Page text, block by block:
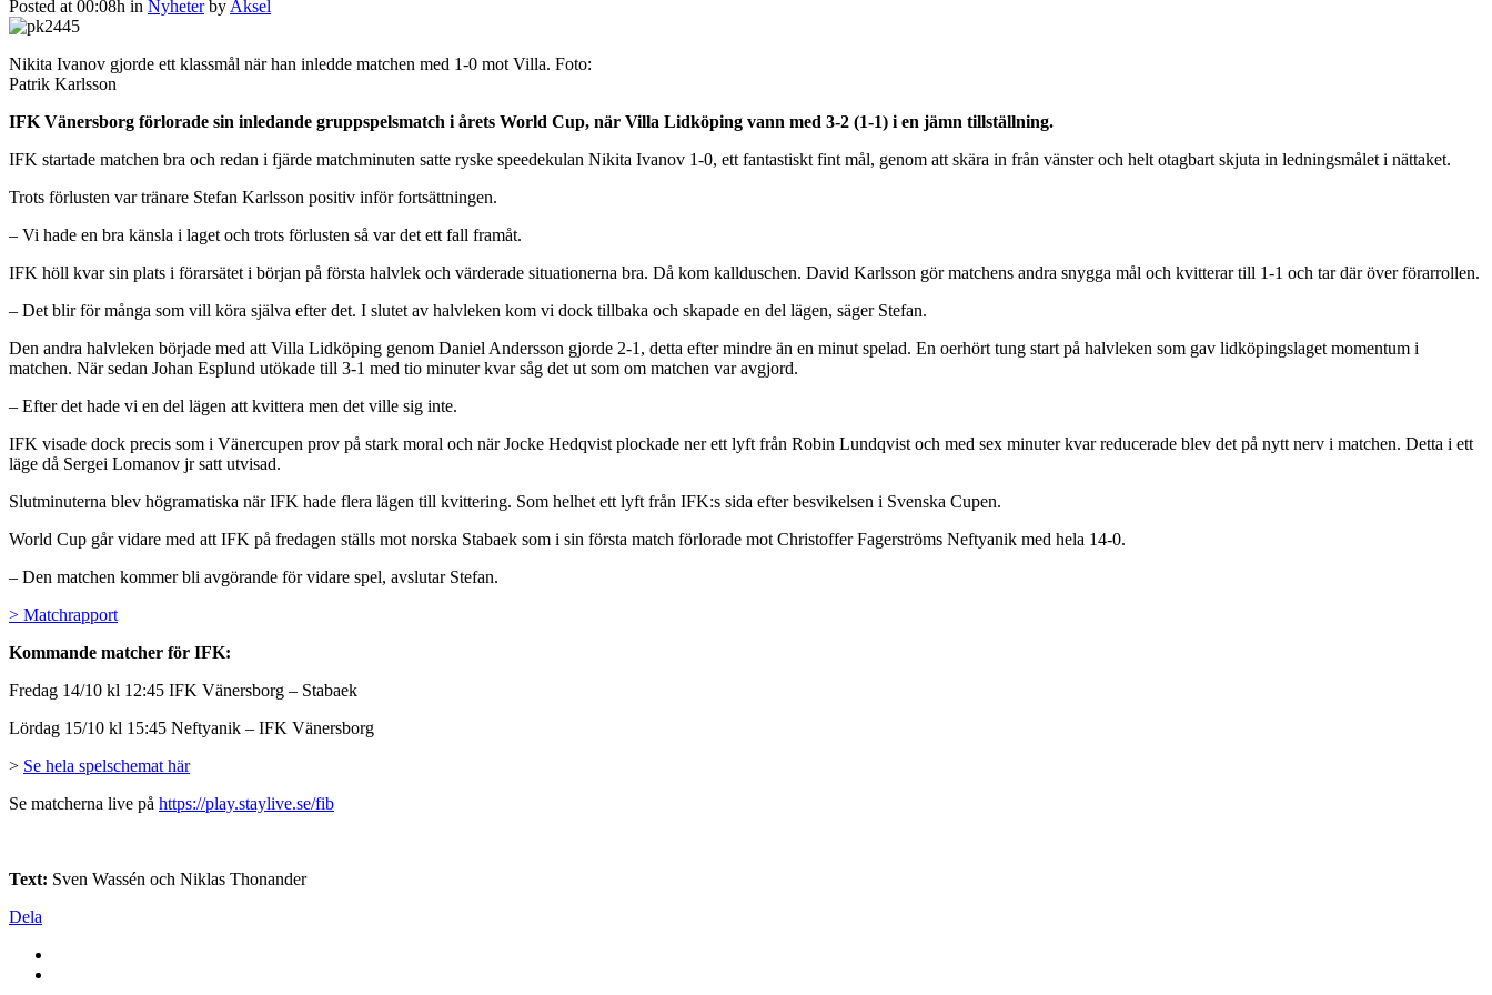
Posted at 00:08h in Nyheter by Aksel
Nikita Ivanov gjorde ett klassmål när han inledde matchen med 1-0 mot Villa. Foto:
Patrik Karlsson
IFK Vänersborg förlorade sin inledande gruppspelsmatch i årets World Cup, när Villa Lidköping vann med 3-2 (1-1) i en jämn tillställning.
IFK startade matchen bra och redan i fjärde matchminuten satte ryske speedekulan Nikita Ivanov 1-0, ett fantastiskt fint mål, genom att skära in från vänster och helt otagbart skjuta in ledningsmålet i nättaket.
Trots förlusten var tränare Stefan Karlsson positiv inför fortsättningen.
– Vi hade en bra känsla i laget och trots förlusten så var det ett fall framåt.
IFK höll kvar sin plats i förarsätet i början på första halvlek och värderade situationerna bra. Då kom kallduschen. David Karlsson gör matchens andra snygga mål och kvitterar till 1-1 och tar där över förarrollen.
– Det blir för många som vill köra själva efter det. I slutet av halvleken kom vi dock tillbaka och skapade en del lägen, säger Stefan.
Den andra halvleken började med att Villa Lidköping genom Daniel Andersson gjorde 2-1, detta efter mindre än en minut spelad. En oerhört tung start på halvleken som gav lidköpingslaget momentum i
matchen. När sedan Johan Esplund utökade till 3-1 med tio minuter kvar såg det ut som om matchen var avgjord.
– Efter det hade vi en del lägen att kvittera men det ville sig inte.
IFK visade dock precis som i Vänercupen prov på stark moral och när Jocke Hedqvist plockade ner ett lyft från Robin Lundqvist och med sex minuter kvar reducerade blev det på nytt nerv i matchen. Detta i ett
läge då Sergei Lomanov jr satt utvisad.
Slutminuterna blev högramatiska när IFK hade flera lägen till kvittering. Som helhet ett lyft från IFK:s sida efter besvikelsen i Svenska Cupen.
World Cup går vidare med att IFK på fredagen ställs mot norska Stabaek som i sin första match förlorade mot Christoffer Fagerströms Neftyanik med hela 14-0.
– Den matchen kommer bli avgörande för vidare spel, avslutar Stefan.
> Matchrapport
Kommande matcher för IFK:
Fredag 14/10 kl 12:45 IFK Vänersborg – Stabaek
Lördag 15/10 kl 15:45 Neftyanik – IFK Vänersborg
> Se hela spelschemat här
Se matcherna live på https://play.staylive.se/fib
Text: Sven Wassén och Niklas Thonander
Dela